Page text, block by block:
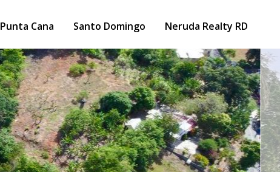
Punta Cana Santo Domingo Neruda Realty RD